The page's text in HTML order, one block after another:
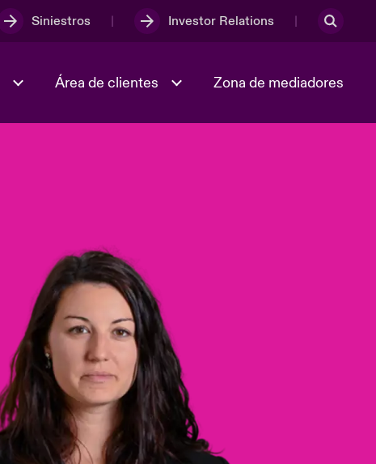
Siniestros Investor Relations
Área de clientes Zona de mediadores